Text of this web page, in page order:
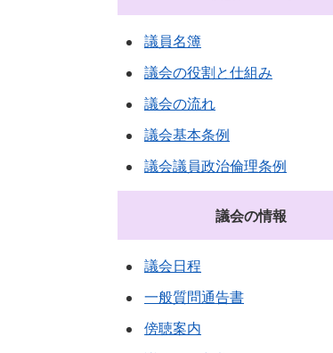
議員名簿
議会の役割と仕組み
議会の流れ
議会基本条例
議会議員政治倫理条例
議会の情報
議会日程
一般質問通告書
傍聴案内